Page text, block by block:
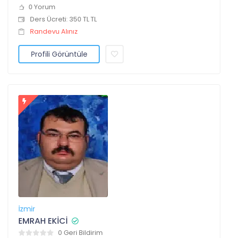
0 Yorum
Ders Ücreti: 350 TL TL
Randevu Alınız
Profili Görüntüle
İzmir
EMRAH EKİCİ
0 Geri Bildirim